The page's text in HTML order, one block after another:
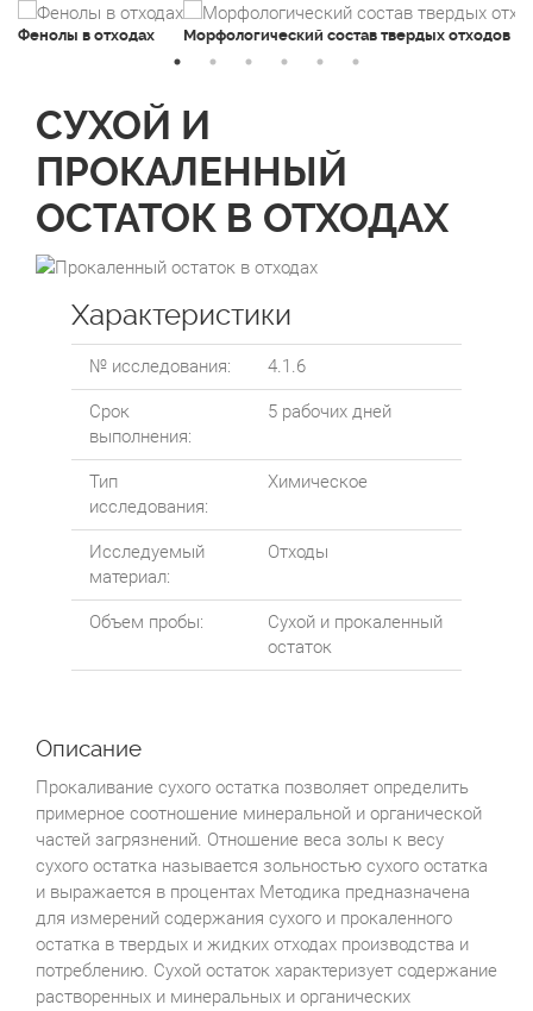
Фенолы в отходах Морфологический состав твердых отходов
СУХОЙ И
ПРОКАЛЕННЫЙ
ОСТАТОК В ОТХОДАХ
Характеристики
№ исследования: 4.1.6
Срок
выполнения:
5 рабочих дней
Тип
исследования:
Химическое
Исследуемый
материал:
Отходы
Объем пробы:
Сухой и прокаленный
остаток
Описание
Прокаливание сухого остатка позволяет определить
примерное соотношение минеральной и органической
частей загрязнений. Отношение веса золы к весу
сухого остатка называется зольностью сухого остатка
и выражается в процентах Методика предназначена
для измерений содержания сухого и прокаленного
остатка в твердых и жидких отходах производства и
потреблению. Сухой остаток характеризует содержание
растворенных и минеральных и органических